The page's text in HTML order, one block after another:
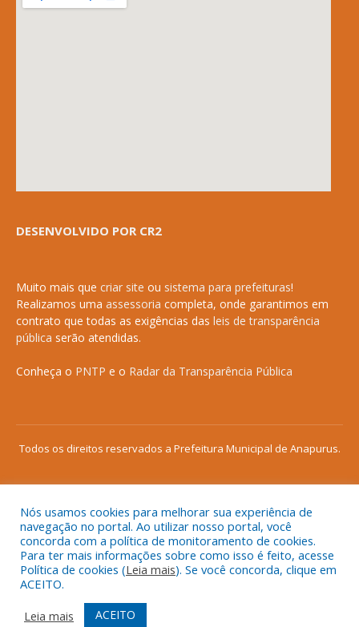
DESENVOLVIDO POR CR2
Muito mais que criar site ou sistema para prefeituras!
Realizamos uma assessoria completa, onde garantimos em
contrato que todas as exigências das leis de transparência
pública serão atendidas.
Conheça o PNTP e o Radar da Transparência Pública
Todos os direitos reservados a Prefeitura Municipal de Anapurus.
Mapa do Site
Acessar Área Administrativa
Acessar o Webmail
Nós usamos cookies para melhorar sua experiência de
navegação no portal. Ao utilizar nosso portal, você
concorda com a política de monitoramento de cookies.
Para ter mais informações sobre como isso é feito, acesse
Política de cookies (Leia mais). Se você concorda, clique em
ACEITO.
Leia mais
ACEITO